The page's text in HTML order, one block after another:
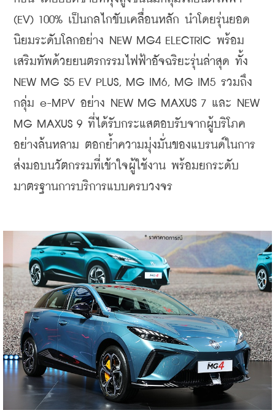
(EV) 100% เป็นกลไกขับเคลื่อนหลัก นำโดยรุ่นยอด
นิยมระดับโลกอย่าง NEW MG4 ELECTRIC พร้อม
เสริมทัพด้วยยนตรกรรมไฟฟ้าอัจฉริยะรุ่นล่าสุด ทั้ง
NEW MG S5 EV PLUS, MG IM6, MG IM5 รวมถึง
กลุ่ม e-MPV อย่าง NEW MG MAXUS 7 และ NEW
MG MAXUS 9 ที่ได้รับกระแสตอบรับจากผู้บริโภค
อย่างล้นหลาม ตอกย้ำความมุ่งมั่นของแบรนด์ในการ
ส่งมอบนวัตกรรมที่เข้าใจผู้ใช้งาน พร้อมยกระดับ
มาตรฐานการบริการแบบครบวงจร